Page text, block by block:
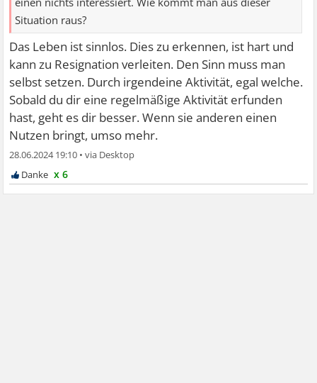
Situation raus?
Das Leben ist sinnlos. Dies zu erkennen, ist hart und
kann zu Resignation verleiten. Den Sinn muss man
selbst setzen. Durch irgendeine Aktivität, egal welche.
Sobald du dir eine regelmäßige Aktivität erfunden
hast, geht es dir besser. Wenn sie anderen einen
Nutzen bringt, umso mehr.
28.06.2024 19:10 •
x 6